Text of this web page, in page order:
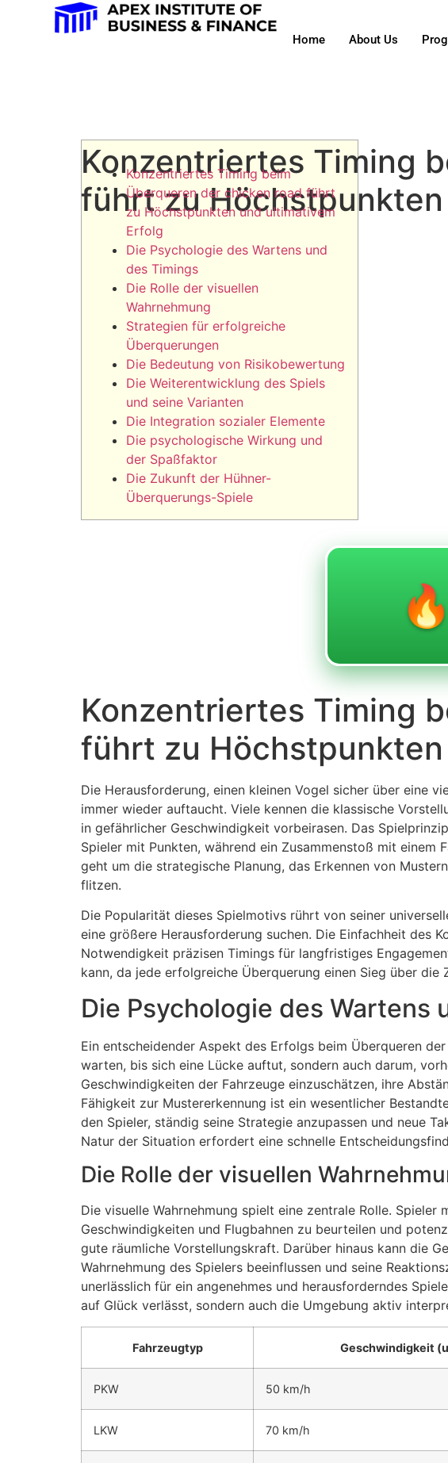
Home About Us
Konzentriertes Timing
führt zu
Konzentriertes Timing beim
Überqueren der chicken road führt
zu Höchstpunkten und ultimativem
Erfolg
Die Psychologie des Wartens und
des Timings
Die Rolle der visuellen
Wahrnehmung
Strategien für erfolgreiche
Überquerungen
Die Bedeutung von Risikobewertung
Die Weiterentwicklung des Spiels
und seine Varianten
Die Integration sozialer Elemente
Die psychologische Wirkung und
der Spaßfaktor
Die Zukunft der Hühner-
Überquerungs-Spiele
Konzentriertes Timing
führt zu
Die Herausforderung, einen kleinen Vogel sicher über eine
immer wieder auftaucht. Viele kennen die klassische
in gefährlicher Geschwindigkeit vorbeirasen. Das
Spieler mit Punkten, während ein Zusammenstoß mit einem
geht um die strategische Planung, das Erkennen von
flitzen.
Die Popularität dieses Spielmotivs rührt von seiner
eine größere Herausforderung suchen. Die Einfachheit des
Notwendigkeit präzisen Timings für langfristiges
kann, da jede erfolgreiche Überquerung einen Sieg über
Die Psychologie des Wartens
Ein entscheidender Aspekt des Erfolgs beim Überqueren
warten, bis sich eine Lücke auftut, sondern auch darum,
Geschwindigkeiten der Fahrzeuge einzuschätzen, ihre
Fähigkeit zur Mustererkennung ist ein wesentlicher
den Spieler, ständig seine Strategie anzupassen und neue
Natur der Situation erfordert eine schnelle
Die Rolle der visuellen
Die visuelle Wahrnehmung spielt eine zentrale Rolle.
Geschwindigkeiten und Flugbahnen zu beurteilen und
gute räumliche Vorstellungskraft. Darüber hinaus kann die
Wahrnehmung des Spielers beeinflussen und seine
unerlässlich für ein angenehmes und herausforderndes
auf Glück verlässt, sondern auch die Umgebung aktiv
Fahrzeugtyp Geschwindigkeit
PKW 50 km/h
LKW 70 km/h